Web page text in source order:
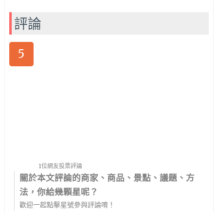
評論
5
1位網友投票評論
關於本文評論的商家、商品、景點、議題、方
法，你給幾顆星呢？
歡迎一起點擊星號參與評論唷！